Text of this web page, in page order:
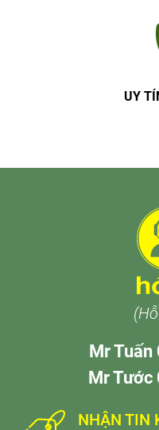
UY
Mr
Mr Tước
NHẬN TIN